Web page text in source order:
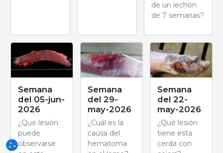
de un lechón
de 7 semanas?
Semana
del 05-jun-
2026
¿Qué lesión
puede
observarse
Semana
del 29-
may-2026
¿Cuál es la
causa del
hematoma
Semana
del 22-
may-2026
¿Qué lesión
tiene esta
cerda con